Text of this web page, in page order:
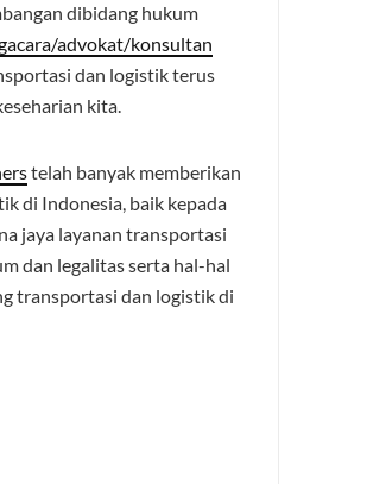
dibidang hukum
advokat/konsultan
dan logistik terus
kita.
telah banyak memberikan
di Indonesia, baik kepada
jaya layanan transportasi
dan legalitas serta hal-hal
transportasi dan logistik di